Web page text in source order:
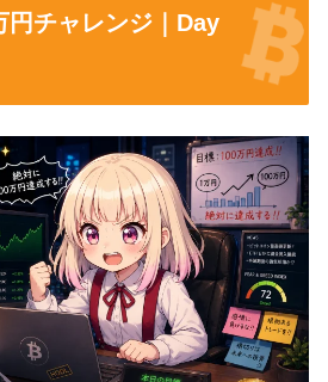
チャレンジ｜Day